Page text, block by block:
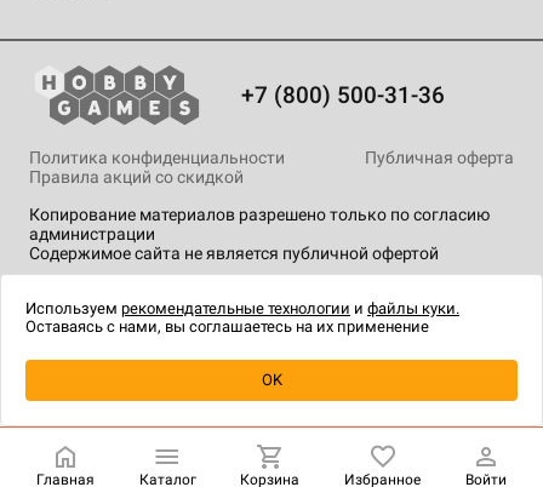
Уведомить о наличии
+7 (800) 500-31-36
Копирование материалов разрешено только по согласию
администрации
Содержимое сайта не является публичной офертой
Политика конфиденциальности
Публичная оферта
Правила акций со скидкой
технологии.
Главная Каталог Корзина Избранное Войти
Используем рекомендательные технологии и файлы куки.
Оставаясь с нами, вы соглашаетесь на их применение
OK